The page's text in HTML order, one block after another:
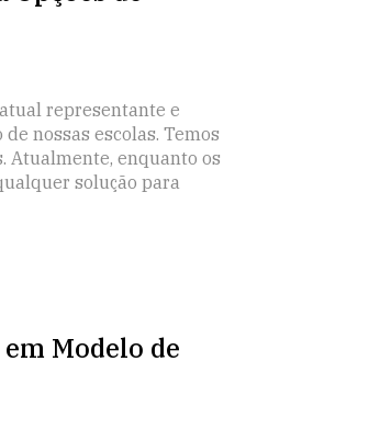
representante e
nossas escolas. Temos
Atualmente, enquanto os
solução para
Modelo de